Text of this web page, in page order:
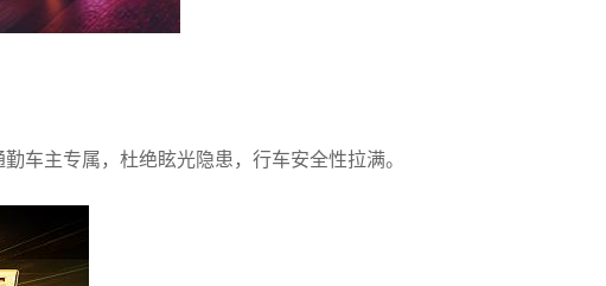
车主专属，杜绝眩光隐患，行车安全性拉满。